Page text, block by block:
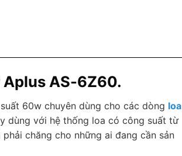
AS-6Z60.
60w chuyên dùng cho các dòng loa
dùng với hệ thống loa có công suất từ
chăng cho những ai đang cần sản